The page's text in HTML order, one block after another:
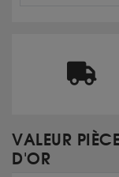
VALEUR
D'OR